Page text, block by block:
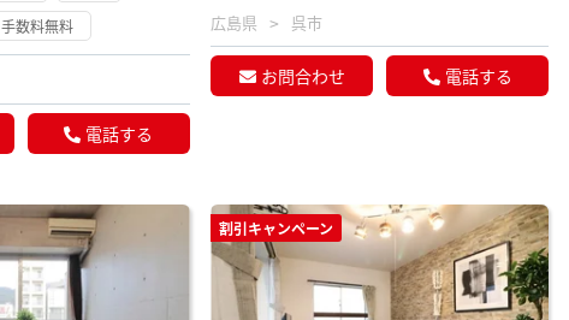
手数料無料
電話する
広島県 呉市
お問合わせ 電話する
割引キャンペーン